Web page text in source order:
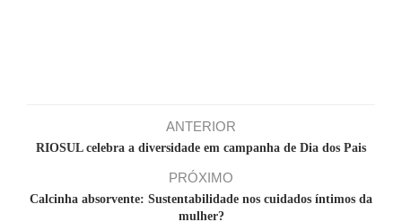
ANTERIOR
RIOSUL celebra a diversidade em campanha de Dia dos Pais
PRÓXIMO
Calcinha absorvente: Sustentabilidade nos cuidados íntimos da
mulher?